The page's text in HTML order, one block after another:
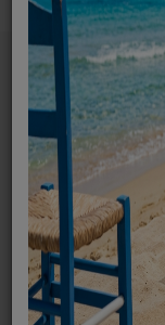
Home Σίδερο
Καλώδιο
Και Tefal GV68